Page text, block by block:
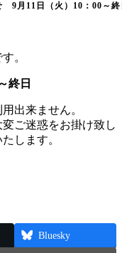
9月11日（火）10：00～終
。
終日
出来ません。
ご迷惑をお掛け致し
します。
Bluesky